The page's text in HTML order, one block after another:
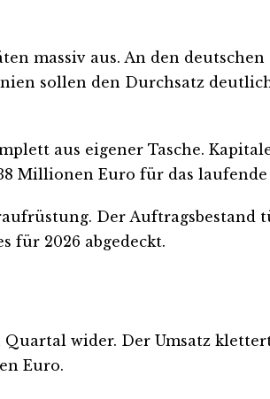
massiv aus. An den
sollen den Durchsatz
aus eigener Tasche.
Millionen Euro für das laufende
Der
für 2026 abgedeckt.
wider. Der Umsatz
Euro.